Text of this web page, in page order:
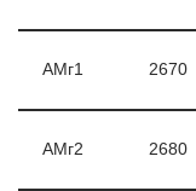
АМг1 2670
АМг2 2680